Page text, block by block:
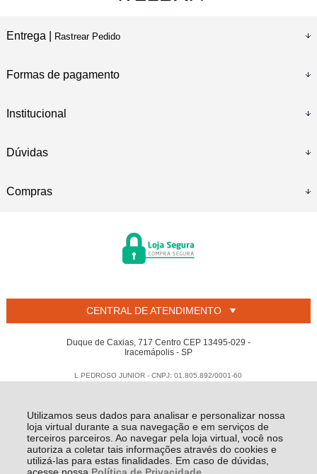
Utilizamos seus dados para analisar e personalizar nossa
loja virtual durante a sua navegação e em serviços de
terceiros parceiros. Ao navegar pela loja virtual, você nos
autoriza a coletar tais informações através do cookies e
utilizá-las para estas finalidades. Em caso de dúvidas,
Entrega | Rastrear Pedido
Formas de pagamento
Institucional
Dúvidas
Compras
CENTRAL DE ATENDIMENTO
Duque de Caxias, 717 Centro CEP 13495-029 -
Iracemápolis - SP
L PEDROSO JUNIOR - CNPJ: 01.805.892/0001-60